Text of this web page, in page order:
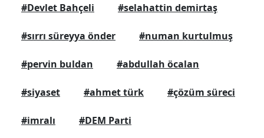
#Devlet Bahçeli #selahattin demirtaş
#sırrı süreyya önder #numan kurtulmuş
#pervin buldan #abdullah öcalan
#siyaset #ahmet türk #çözüm süreci
#imralı #DEM Parti